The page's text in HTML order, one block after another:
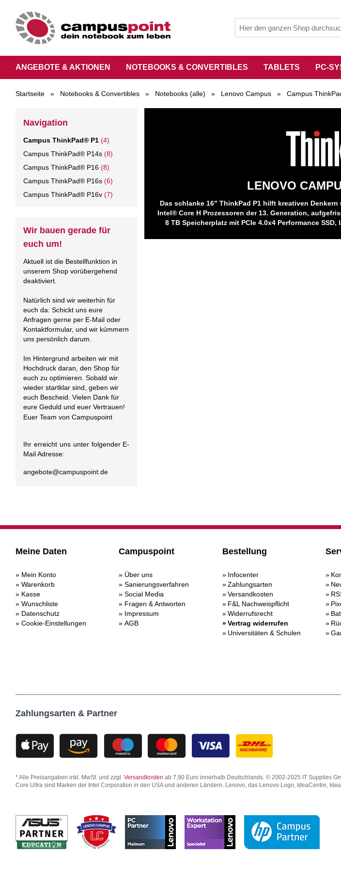
ANGEBOTE & AKTIONEN NOTEBOOKS & CONVERTIBLES TABLETS PC-
Startseite » Notebooks & Convertibles » Notebooks (alle) » Lenovo Campus » Campus
Navigation
Campus ThinkPad® P1 (4)
Campus ThinkPad® P14s (8)
Campus ThinkPad® P16 (8)
Campus ThinkPad® P16s (6)
Campus ThinkPad® P16v (7)
Wir bauen gerade für
euch um!
Aktuell ist die Bestellfunktion in
unserem Shop vorübergehend
deaktiviert.
Natürlich sind wir weiterhin für
euch da: Schickt uns eure
Anfragen gerne per E-Mail oder
Kontaktformular, und wir kümmern
uns persönlich darum.
Im Hintergrund arbeiten wir mit
Hochdruck daran, den Shop für
euch zu optimieren. Sobald wir
wieder startklar sind, geben wir
euch Bescheid. Vielen Dank für
eure Geduld und euer Vertrauen!
Euer Team von Campuspoint
Ihr erreicht uns unter folgender E-
Mail Adresse:
angebote@campuspoint.de
LENOVO
Das schlanke 16" ThinkPad P1 hilft kreativen
Intel® Core H Prozessoren der 13. Generation,
8 TB Speicherplatz mit PCIe 4.0x4 Performance
Meine Daten
Mein Konto
Warenkorb
Kasse
Wunschliste
Datenschutz
Cookie-Einstellungen
Campuspoint
Über uns
Sanierungsverfahren
Social Media
Fragen & Antworten
Impressum
AGB
Bestellung
Infocenter
Zahlungsarten
Versandkosten
F&L Nachweispflicht
Widerrufsrecht
Vertrag widerrufen
Universitäten & Schulen
Zahlungsarten & Partner
* Alle Preisangaben inkl. MwSt. und zzgl. Versandkosten ab 7,90 Euro innerhalb Deutschlands. © 2002-2025 IT Supplies
Core Ultra sind Marken der Intel Corporation in den USA und anderen Ländern. Lenovo, das Lenovo Logo, IdeaCentre,